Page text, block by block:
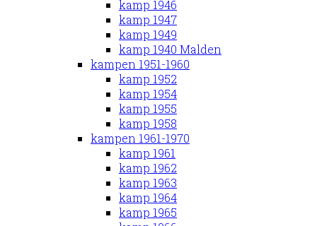
kamp 1946
kamp 1947
kamp 1949
kamp 1940 Malden
kampen 1951-1960
kamp 1952
kamp 1954
kamp 1955
kamp 1958
kampen 1961-1970
kamp 1961
kamp 1962
kamp 1963
kamp 1964
kamp 1965